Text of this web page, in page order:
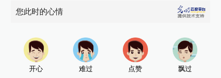
您此时的心情
开心 难过 点赞 飘过